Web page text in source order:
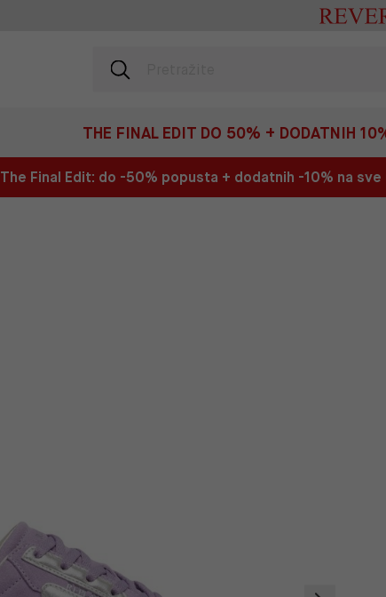
THE FINAL EDIT DO 50% + DODATNIH
The Final Edit: do -50% popusta + dodatnih -10% na